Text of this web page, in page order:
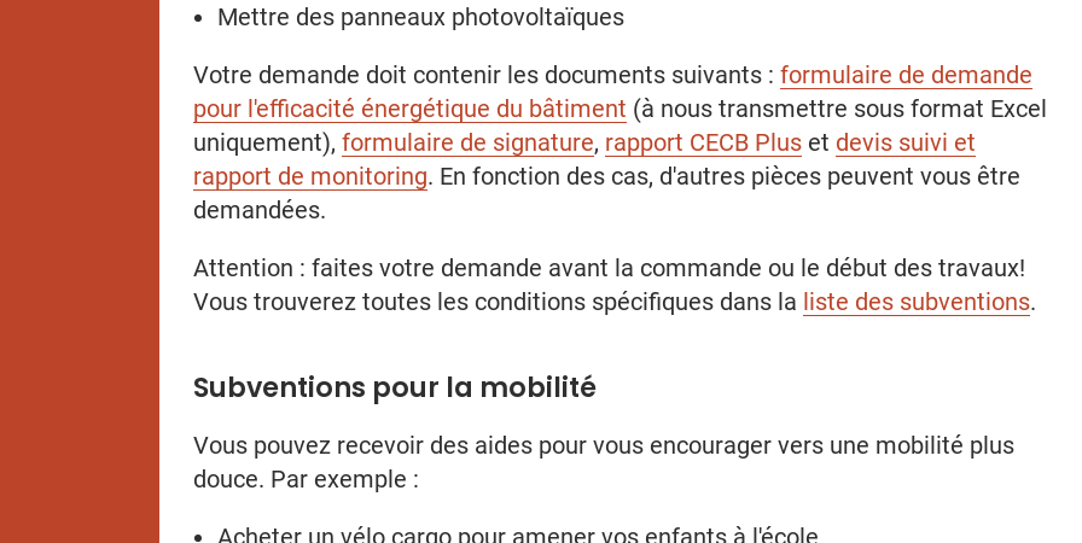
Mettre des panneaux photovoltaïques
Votre demande doit contenir les documents suivants : formulaire de demande
pour l'efficacité énergétique du bâtiment (à nous transmettre sous format Excel
uniquement), formulaire de signature, rapport CECB Plus et devis suivi et
rapport de monitoring. En fonction des cas, d'autres pièces peuvent vous être
demandées.
Attention : faites votre demande avant la commande ou le début des travaux!
Vous trouverez toutes les conditions spécifiques dans la liste des subventions.
Subventions pour la mobilité
Vous pouvez recevoir des aides pour vous encourager vers une mobilité plus
douce. Par exemple :